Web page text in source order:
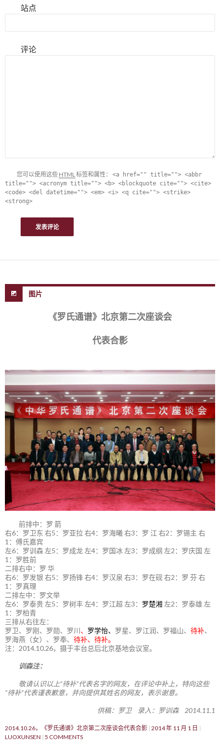
站点
评论
您可以使用这些 HTML标签和属性： <a href="" title=""> <abbr
title=""> <acronym title=""> <b> <blockquote cite=""> <cite>
<code> <del datetime=""> <em> <i> <q cite=""> <strike>
<strong>
图片
《罗氏通谱》北京第二次座谈会
代表合影
前排中：罗 箭
右6：罗卫东 右5：罗亚拉 右4：罗海曦 右3：罗 江 右2：罗锡主 右
1：傅氏嘉宾
左6：罗训森 左5：罗成龙 左4：罗国冰 左3：罗成纲 左2：罗庆国 左
1：罗胜前
二排右中：罗 华
右6：罗发银 右5：罗扬锋 右4：罗汉泉 右3：罗在砚 右2：罗 芬 右
1：罗真理
二排左中：罗文举
左6：罗泰贵 左5：罗树丰 左4：罗江超 左3： 罗楚湘 左2：罗泰雄 左
1：罗柏青
三排从右往左：
罗卫、罗刚、罗勋、罗川、 罗学怡、 罗星、罗江润、罗福山、 待补、
罗海燕（女）、罗奉、 待补、待补。
注：2014.10.26，摄于丰台总后北京基地会议室。
训森注：
敬请认识以上“待补”代表名字的网友，在评论中补上，特向这些
“待补”代表谨表歉意，并向提供其姓名的网友，表示谢意。
供稿：罗卫 录入：罗训森 2014.11.1
2014.10.26，《罗氏通谱》北京第二次座谈会代表合影 2014 年 11 月 1 日
LUOXUNSEN 5 COMMENTS